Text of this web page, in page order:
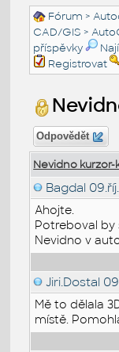
Fórum >
CAD/GIS >
příspěvky
Registrovat
Odpovědět
Nevidno kurzor-
Bagdal
Ahojte.
Potreboval by
Nevidno v
Jiri.Dostal
Mě to dělala
místě.